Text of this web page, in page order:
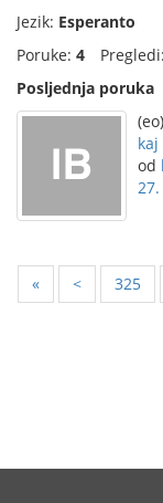
Jezik: Esperanto
Poruke: 4 Pregledi:
Posljednja poruka
(eo)
od
« < 325